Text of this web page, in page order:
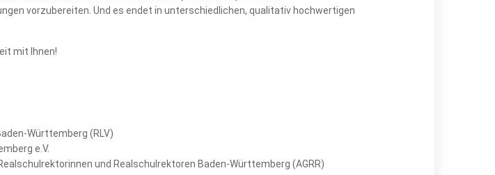
vorzubereiten. Und es endet in unterschiedlichen, qualitativ hochwertigen
mit Ihnen!
Württemberg (RLV)
e.V.
und Realschulrektoren Baden-Württemberg (AGRR)